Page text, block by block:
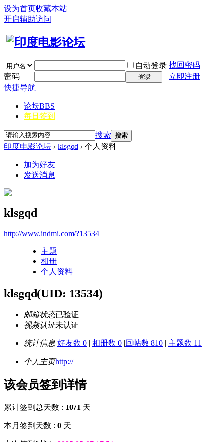
设为首页收藏本站
开启辅助访问
自动登录 找回密码
密码
登录
立即注册
快捷导航
论坛BBS
每日签到
搜索 搜索
印度电影论坛 › klsgqd › 个人资料
加为好友
发送消息
klsgqd
http://www.indmi.com/?13534
主题
相册
个人资料
klsgqd(UID: 13534)
邮箱状态已验证
视频认证未认证
统计信息 好友数 0 | 相册数 0 |回帖数 810 | 主题数 11
个人主页http://
该会员签到详情
累计签到总天数 : 1071 天
本月签到天数 : 0 天